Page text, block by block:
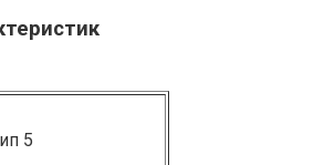
5